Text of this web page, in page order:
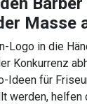
Masse
Logo in die
Konkurrenz
Ideen für
werden, helfen